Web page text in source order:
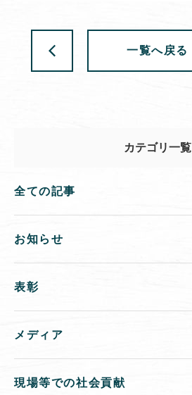
一覧へ戻る
カテゴリ一覧
全ての記事
お知らせ
表彰
メディア
現場等での社会貢献